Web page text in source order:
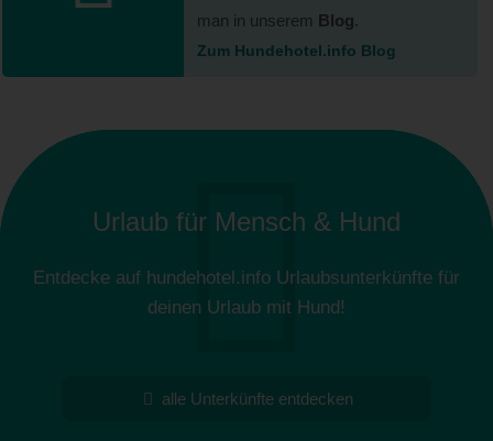
man in unserem Blog.
Zum Hundehotel.info Blog
Urlaub für Mensch & Hund
Entdecke auf hundehotel.info Urlaubsunterkünfte für
deinen Urlaub mit Hund!
alle Unterkünfte entdecken